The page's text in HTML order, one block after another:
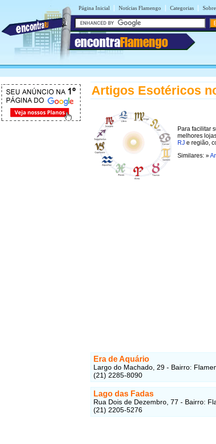
Página Inicial | Notícias Flamengo | Categorias |
encontraFlamengo
Artigos Esotéricos
Para facilitar
melhores
RJ e região,
Similares: »
Era de Aquário
Largo do Machado, 29 - Bairro:
(21) 2285-8090
Lago das Fadas
Rua Dois de Dezembro, 77 - Bairro:
(21) 2205-5276